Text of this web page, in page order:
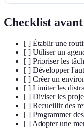
Checklist
[ ] Établir une
[ ] Utiliser un
[ ] Prioriser les
[ ] Développer
[ ] Créer un
[ ] Limiter les
[ ] Diviser les
[ ] Recueillir des
[ ] Programmer
[ ] Adopter une